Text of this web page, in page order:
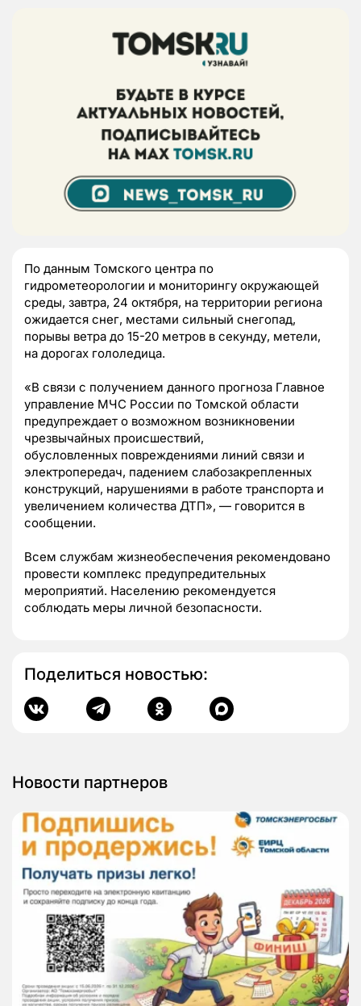
По данным Томского центра по
гидрометеорологии и мониторингу окружающей
среды, завтра, 24 октября, на территории региона
ожидается снег, местами сильный снегопад,
порывы ветра до 15-20 метров в секунду, метели,
на дорогах гололедица.
«В связи с получением данного прогноза Главное
управление МЧС России по Томской области
предупреждает о возможном возникновении
чрезвычайных происшествий,
обусловленных повреждениями линий связи и
электропередач, падением слабозакрепленных
конструкций, нарушениями в работе транспорта и
увеличением количества ДТП», — говорится в
сообщении.
Всем службам жизнеобеспечения рекомендовано
провести комплекс предупредительных
мероприятий. Населению рекомендуется
соблюдать меры личной безопасности.
Поделиться новостью:
Новости партнеров